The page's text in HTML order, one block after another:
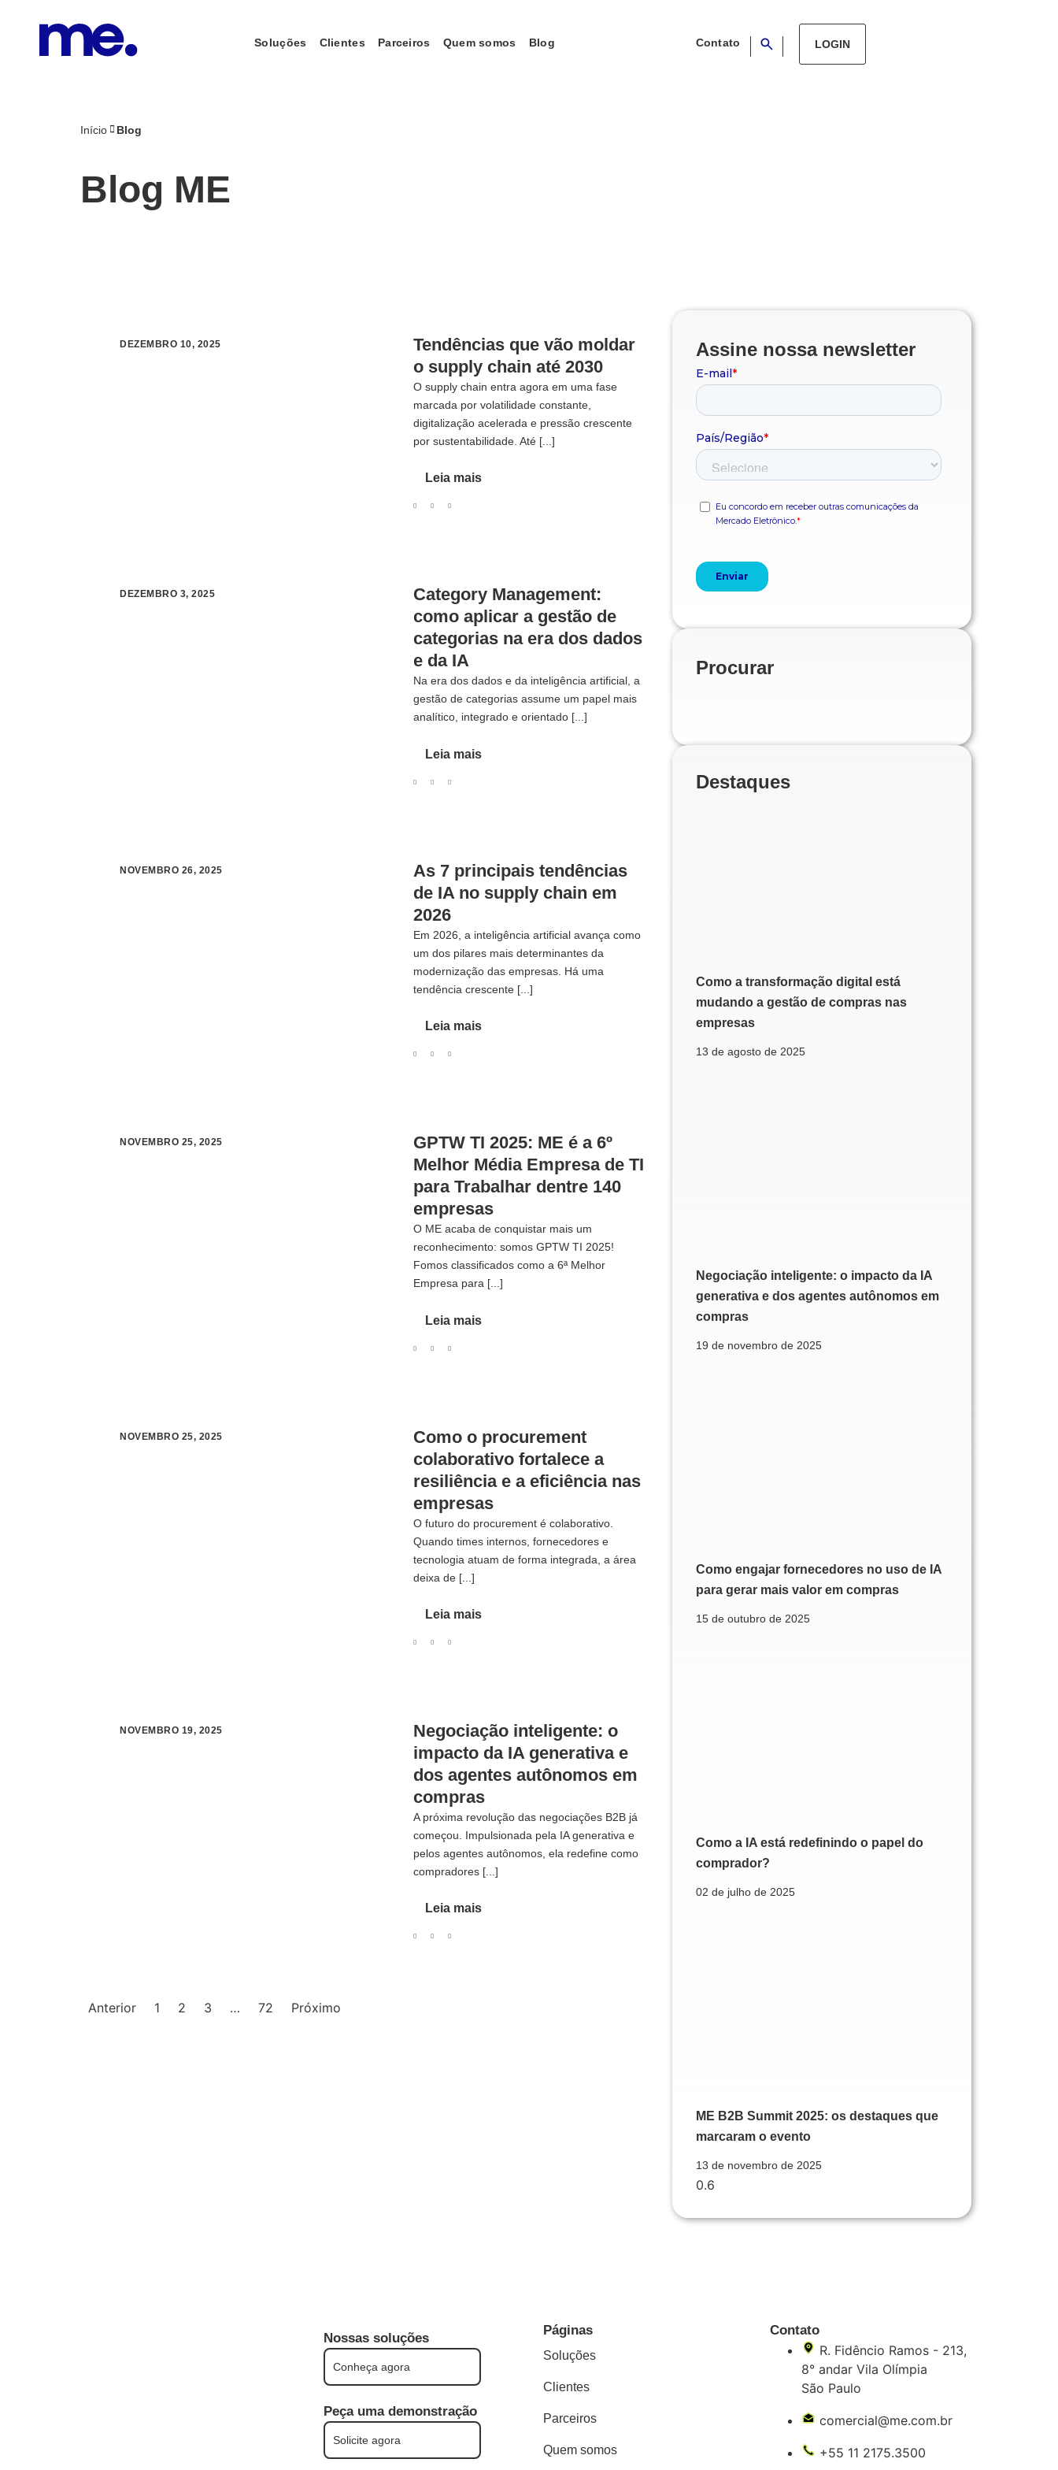
Soluções Clientes Parceiros Quem somos Blog Contato LOGIN
Início Blog
Blog ME
DEZEMBRO 10, 2025
Tendências que vão moldar
o supply chain até 2030
O supply chain entra agora em uma fase
marcada por volatilidade constante,
digitalização acelerada e pressão crescente
por sustentabilidade. Até [...]
Leia mais
DEZEMBRO 3, 2025
Category Management:
como aplicar a gestão de
categorias na era dos dados
e da IA
Na era dos dados e da inteligência artificial, a
gestão de categorias assume um papel mais
analítico, integrado e orientado [...]
Leia mais
NOVEMBRO 26, 2025
As 7 principais tendências
de IA no supply chain em
2026
Em 2026, a inteligência artificial avança como
um dos pilares mais determinantes da
modernização das empresas. Há uma
tendência crescente [...]
Leia mais
NOVEMBRO 25, 2025
GPTW TI 2025: ME é a 6º
Melhor Média Empresa de TI
para Trabalhar dentre 140
empresas
O ME acaba de conquistar mais um
reconhecimento: somos GPTW TI 2025!
Fomos classificados como a 6ª Melhor
Empresa para [...]
Leia mais
NOVEMBRO 25, 2025
Como o procurement
colaborativo fortalece a
resiliência e a eficiência nas
empresas
O futuro do procurement é colaborativo.
Quando times internos, fornecedores e
tecnologia atuam de forma integrada, a área
deixa de [...]
Leia mais
NOVEMBRO 19, 2025
Negociação inteligente: o
impacto da IA generativa e
dos agentes autônomos em
compras
A próxima revolução das negociações B2B já
começou. Impulsionada pela IA generativa e
pelos agentes autônomos, ela redefine como
compradores [...]
Leia mais
Anterior 1 2 3 … 72 Próximo
Assine nossa newsletter
Procurar
Destaques
Como a transformação digital está
mudando a gestão de compras nas
empresas
13 de agosto de 2025
Negociação inteligente: o impacto da IA
generativa e dos agentes autônomos em
compras
19 de novembro de 2025
Como engajar fornecedores no uso de IA
para gerar mais valor em compras
15 de outubro de 2025
Como a IA está redefinindo o papel do
comprador?
02 de julho de 2025
ME B2B Summit 2025: os destaques que
marcaram o evento
13 de novembro de 2025
Nossas soluções
Conheça agora
Peça uma demonstração
Solicite agora
Páginas
Soluções
Clientes
Parceiros
Quem somos
Contato
R. Fidêncio Ramos - 213,
8° andar Vila Olímpia
São Paulo
comercial@me.com.br
+55 11 2175.3500